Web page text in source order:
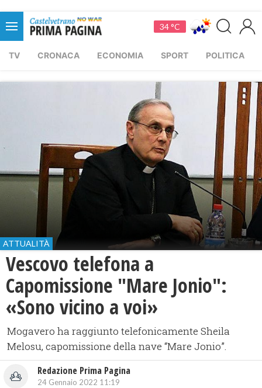
34 °C
TV CRONACA ECONOMIA SPORT POLITICA
ATTUALITÀ
Vescovo telefona a
Capomissione "Mare Jonio":
«Sono vicino a voi»
Mogavero ha raggiunto telefonicamente Sheila
Melosu, capomissione della nave “Mare Jonio”.
Redazione Prima Pagina
24 Gennaio 2022 11:19